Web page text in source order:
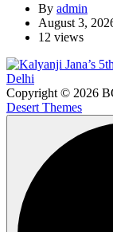
By admin
August 3,
12 views
Copyright © 2026
Desert Themes